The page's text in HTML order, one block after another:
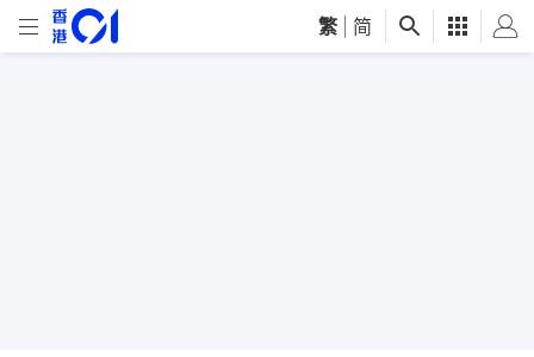
繁 简